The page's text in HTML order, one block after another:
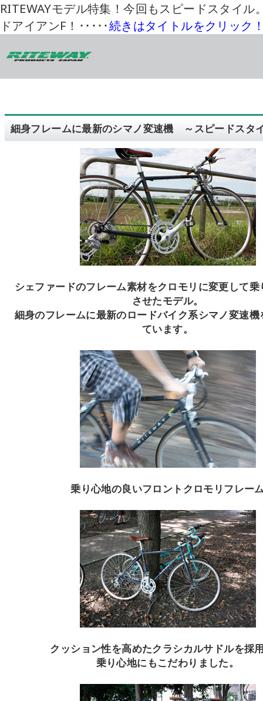
RITEWAYモデル特集！今回もスピードスタイル
ドアイアンF！･････続きはタイトルをクリック
細身フレームに最新のシマノ変速機 ～スピードスタ
シェファードのフレーム素材をクロモリに変更して
させたモデル。
細身のフレームに最新のロードバイク系シマノ変速
ています。
乗り心地の良いフロントクロモリフレー
クッション性を高めたクラシカルサドルを採
乗り心地にもこだわりました。